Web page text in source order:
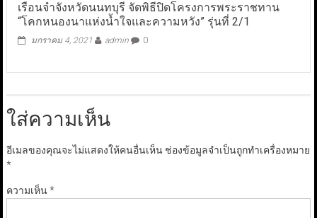
เรือนจำจังหวัดนนทบุรี จัดพิธีปิดโครงการพระราชทาน
“โคกหนองนาแห่งน้ำใจและความหวัง” รุ่นที่ 2/1
มกราคม 4, 2021 admin 0
ใส่ความเห็น
อีเมลของคุณจะไม่แสดงให้คนอื่นเห็น ช่องข้อมูลจำเป็นถูกทำเครื่องหมาย
*
ความเห็น*